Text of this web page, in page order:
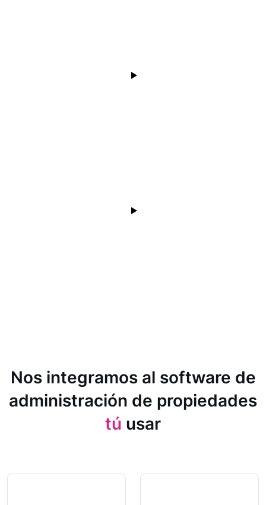
Nos integramos al software de
administración de propiedades
tú usar